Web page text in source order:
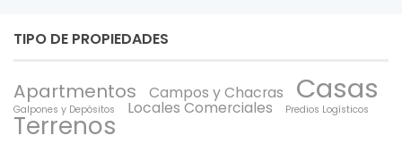
TIPO DE PROPIEDADES
Apartmentos Campos y Chacras Casas
Galpones y Depòsitos Locales Comerciales Predios Logísticos
Terrenos